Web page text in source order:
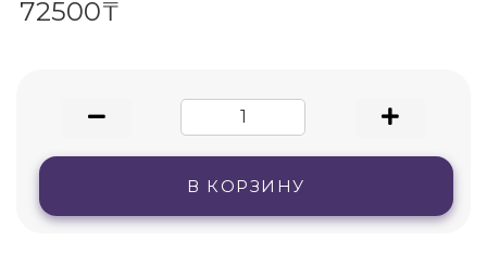
72500₸
В КОРЗИНУ